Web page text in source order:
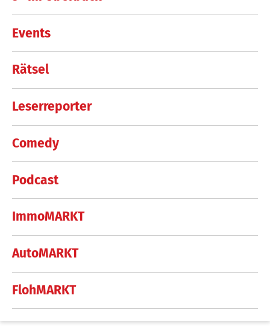
Events
Rätsel
Leserreporter
Comedy
Podcast
ImmoMARKT
AutoMARKT
FlohMARKT